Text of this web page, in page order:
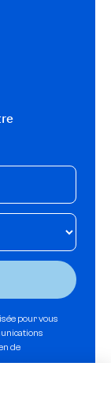
pour vous
de
plus sur la